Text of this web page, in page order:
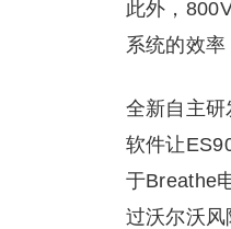
此外，
系统的效率
全新自主
软件让
于Breathe
过沃尔沃风